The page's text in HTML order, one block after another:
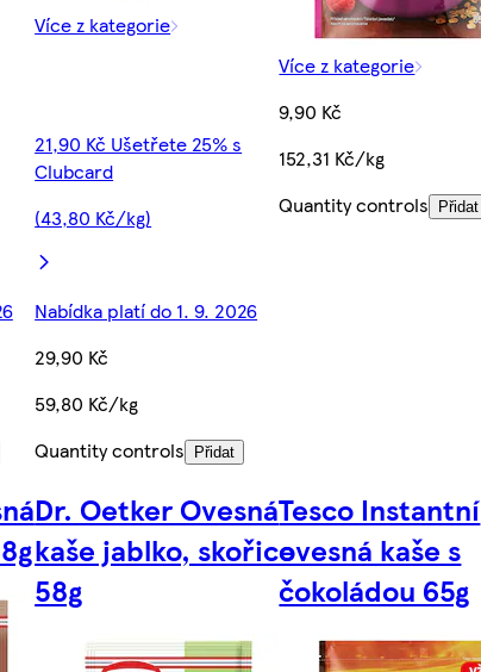
Více z kategorie
21,90 Kč Ušetřete 25% s
Clubcard
(43,80 Kč/kg)
Nabídka platí do 1. 9. 2026
29,90 Kč
59,80 Kč/kg
Quantity controls
Přidat
Více z kategorie
9,90 Kč
152,31 Kč/kg
Quantity controls
Přidat
Dr. Oetker Ovesná
kaše jablko, skořice
58g
Tesco Instantní
ovesná kaše s
čokoládou 65g